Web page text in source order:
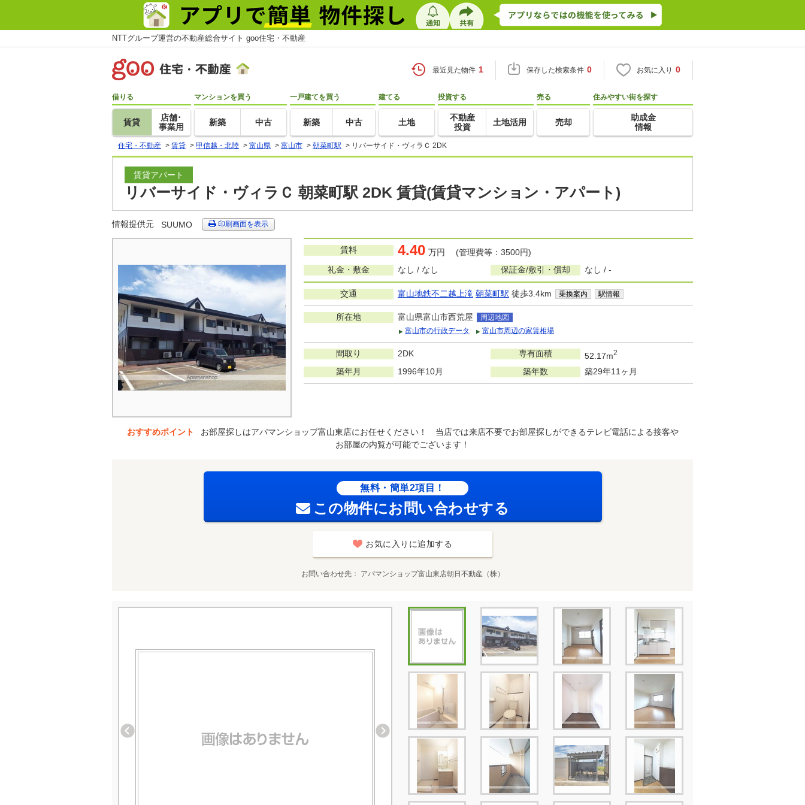
NTTグループ運営の不動産総合サイト goo住宅・不動産
最近見た物件 1 保存した検索条件 0 お気に入り 0
借りる
賃貸
店舗･
事業用
マンションを買う
新築 中古
一戸建てを買う
新築 中古
建てる
土地
投資する
不動産
投資
土地活用
売る
売却
住みやすい街を探す
助成金
情報
住宅・不動産 > 賃貸 > 甲信越・北陸 > 富山県 > 富山市 > 朝菜町駅 > リバーサイド・ヴィラＣ 2DK
賃貸アパート
リバーサイド・ヴィラＣ 朝菜町駅 2DK 賃貸(賃貸マンション・アパート)
情報提供元 SUUMO 印刷画面を表示
賃料 4.40 万円 (管理費等：3500円)
礼金・敷金
なし / なし 保証金/敷引・償却 なし / -
交通 富山地鉄不二越上滝 朝菜町駅 徒歩3.4km 乗換案内 駅情報
所在地 富山県富山市西荒屋
周辺地図
富山市の行政データ
富山市周辺の家賃相場
間取り 2DK 専有面積 52.17m2
築年月 1996年10月 築年数 築29年11ヶ月
おすすめポイント
お部屋探しはアパマンショップ富山東店にお任せください！ 当店では来店不要でお部屋探しができるテレビ電話による接客や
お部屋の内覧が可能でございます！
無料・簡単2項目！
この物件にお問い合わせする
お気に入りに追加する
お問い合わせ先 アパマンショップ富山東店朝日不動産（株）